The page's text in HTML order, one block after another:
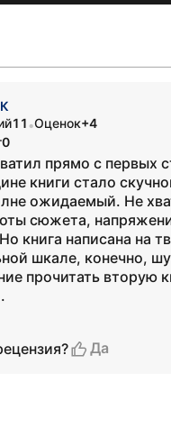
11 •Оценок+4
0
прямо с первых
книги стало
ожидаемый. Не
сюжета,
книга написана на
шкале, конечно,
прочитать вторую
Да